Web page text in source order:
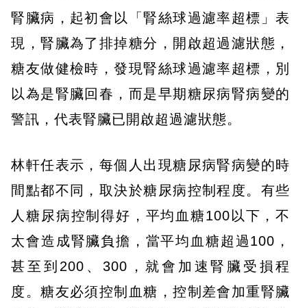
腎臟病，起初會以「腎絲球過濾率超標」表
現，腎臟為了排掉糖分，開啟超過濾狀態，
糖友做健檢時，發現腎絲球過濾率超標，別
以為是腎臟回春，而是早期糖尿病腎病變的
警訊，代表腎臟已開啟超過濾狀態。
林軒任表示，每個人出現糖尿病腎病變的時
間點都不同，取決於糖尿病控制程度。有些
人糖尿病控制得好，平均血糖100以下，不
太會造成腎臟負擔，當平均血糖超過100，
甚至到200、300，就會加速腎臟受損程
度。糖友必須控制血糖，控制差會加重腎臟